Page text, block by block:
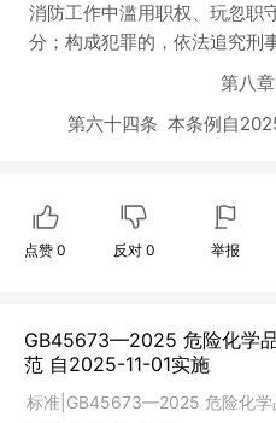
消防工作中滥用职权、玩忽职
分；构成犯罪的，依法追究刑
第八章
第六十四条 本条例自
点赞 0 反对0 举报
GB45673—2025 危险化学
范 自2025-11-01实施
标准|GB45673—2025 危险化学